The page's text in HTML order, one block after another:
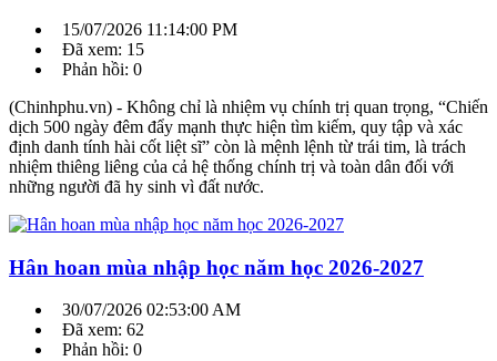
15/07/2026 11:14:00 PM
Đã xem: 15
Phản hồi: 0
(Chinhphu.vn) - Không chỉ là nhiệm vụ chính trị quan trọng, “Chiến
dịch 500 ngày đêm đẩy mạnh thực hiện tìm kiếm, quy tập và xác
định danh tính hài cốt liệt sĩ” còn là mệnh lệnh từ trái tim, là trách
nhiệm thiêng liêng của cả hệ thống chính trị và toàn dân đối với
những người đã hy sinh vì đất nước.
Hân hoan mùa nhập học năm học 2026-2027
30/07/2026 02:53:00 AM
Đã xem: 62
Phản hồi: 0